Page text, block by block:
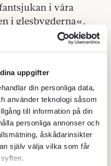
uppgifter
din personliga data,
använder teknologi såsom
till information på din
personliga annonser och
åskådarinsikter
själv välja vilka som får
i våra
i glesbygderna«.
som korna för
de vågar ingen
ta itu med.«
1957.
mest om
i den egna